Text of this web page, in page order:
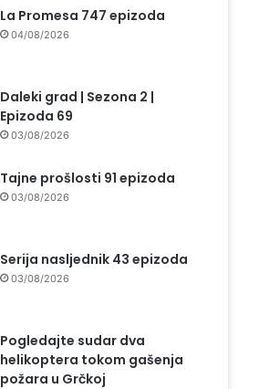
La Promesa 747 epizoda
04/08/2026
Daleki grad | Sezona 2 |
Epizoda 69
03/08/2026
Tajne prošlosti 91 epizoda
03/08/2026
Serija nasljednik 43 epizoda
03/08/2026
Pogledajte sudar dva
helikoptera tokom gašenja
požara u Grčkoj